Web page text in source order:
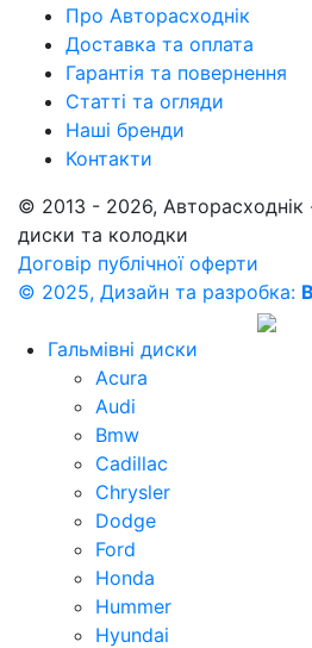
Про Авторасходнік
Доставка та оплата
Гарантія та повернення
Статті та огляди
Наші бренди
Контакти
© 2013 - 2026, Авторасходнік
диски та колодки
Договір публічної оферти
© 2025, Дизайн та разробка:
Гальмівні диски
Acura
Audi
Bmw
Cadillac
Chrysler
Dodge
Ford
Honda
Hummer
Hyundai